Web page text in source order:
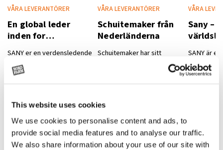
This website uses cookies
We use cookies to personalise content and ads, to
provide social media features and to analyse our traffic.
We also share information about your use of our site with
VÅRA LEVERANTÖRER
En global leder
inden for
maskinproduktion
SANY er en verdensledende
producent af maskiner og
udstyr til bygge- og
grundlagt i 1989 og har siden
udviklet sig til en global
aktør med aktiviteter i…
VÅRA LEVERANTÖRER
Schuitemaker från
Nederländerna
Schuitemaker har sitt
ursprung i Nederländerna.
Företaget grundades 1919
att möta behoven inom
jordbruks- och offentlig
sektor, både nationellt och
internationellt.
VÅRA
Sany –
are
SANY är
tillverkare
utrustning
länder.